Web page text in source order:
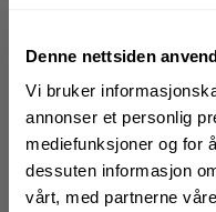
Denne nettsiden
Vi bruker
annonser et personlig
mediefunksjoner og for
dessuten informasjon
vårt, med partnerne
Finn butikk
Kontakt og
Kontakt
Fra rådgivning
0
✓FLEET Se Fleet
BRUKSOMRÅDER
Montering av Hilti